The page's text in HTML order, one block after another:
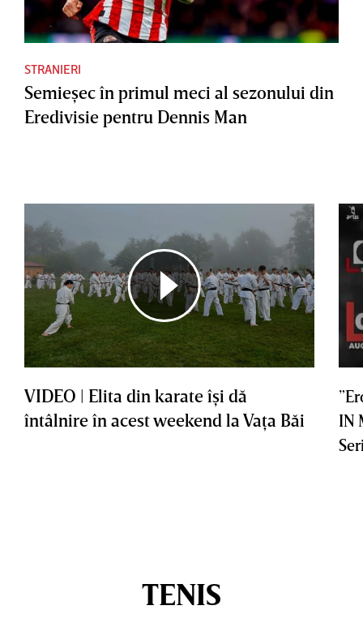
STRANIERI
Semieşec în primul meci al sezonului din
Eredivisie pentru Dennis Man
VIDEO | Elita din karate îşi dă
întâlnire în acest weekend la Vaţa Băi
IN
TENIS